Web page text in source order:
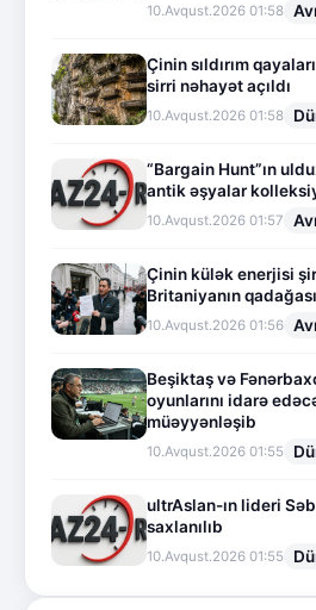
10.Avqust.2026 01:58
Çinin sıldırım
sirri nəhayət açıldı
10.Avqust.2026 01:58
“Bargain Hunt”ın
antik əşyalar
10.Avqust.2026 01:57
Çinin külək enerjisi
Britaniyanın
10.Avqust.2026 01:56
Beşiktaş və
oyunlarını idarə
müəyyənləşib
10.Avqust.2026 01:55
ultrAslan-ın lideri
saxlanılıb
10.Avqust.2026 01:55